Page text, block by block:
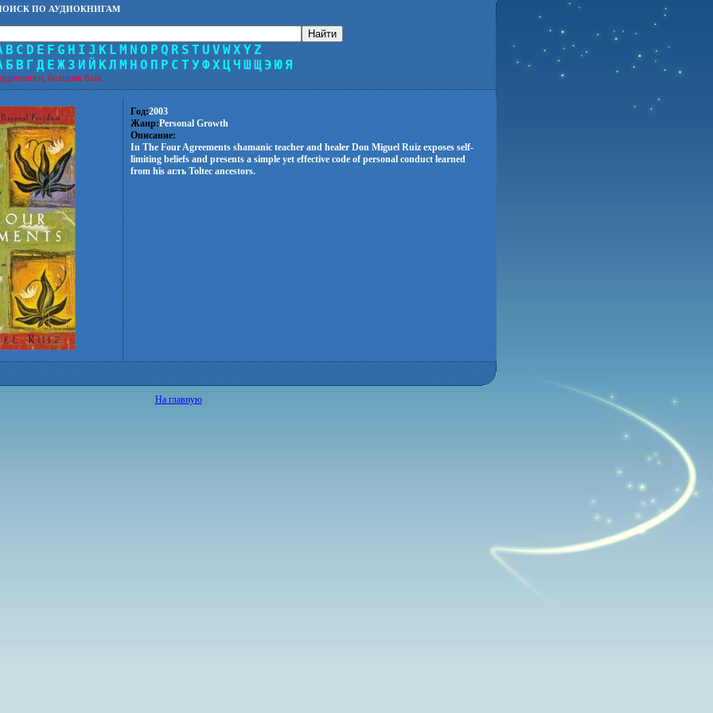
ПО АУДИОКНИГАМ
B C D E F G H I J K L M N O P Q R S T U V WXYZ
Б В Г Д Е Ж З И Й КЛ М Н О П Р С Т УФХ ЦЧ Ш Щ Э ЮЯ
большая база.
Год:2003
Жанр:Personal Growth
Описание:
In The Four Agreements shamanic teacher and healer Don Miguel Ruiz exposes self-
limiting beliefs and presents a simple yet effective code of personal conduct learned
from his аглъ Toltec ancestors.
На главную